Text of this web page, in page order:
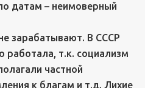
датам – неимоверный
зарабатывают. В СССР
работала, т.к. социализм
частной
к благам и т.д. Лихие